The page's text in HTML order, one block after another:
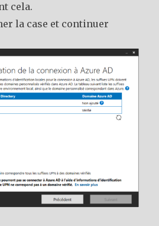
cela.
la case et continuer